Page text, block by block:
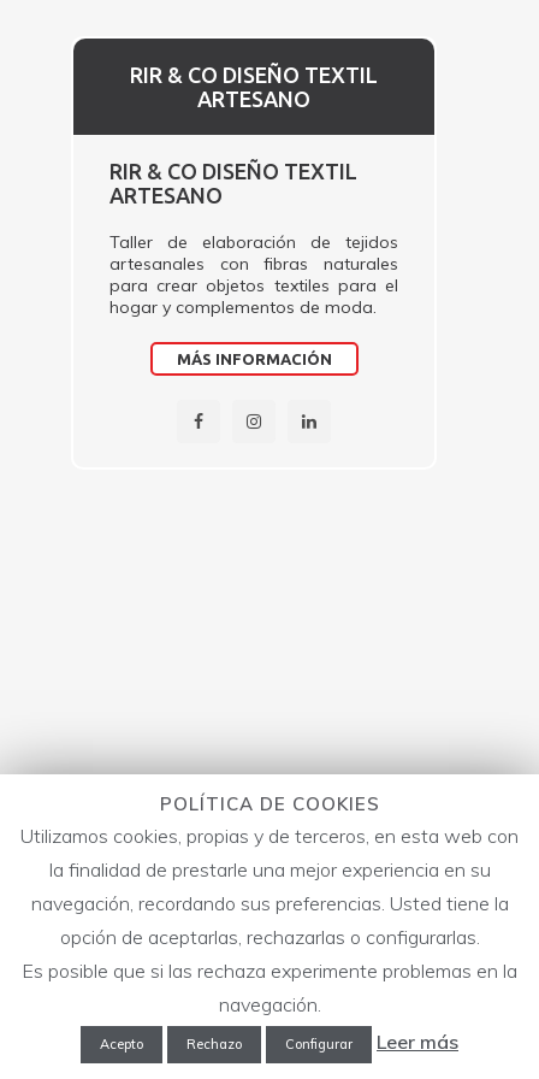
RIR & CO DISEÑO TEXTIL
ARTESANO
RIR & CO DISEÑO TEXTIL
ARTESANO
Taller de elaboración de tejidos
artesanales con fibras naturales
para crear objetos textiles para el
hogar y complementos de moda.
MÁS INFORMACIÓN
POLÍTICA DE COOKIES
Utilizamos cookies, propias y de terceros, en esta web con
la finalidad de prestarle una mejor experiencia en su
navegación, recordando sus preferencias. Usted tiene la
opción de aceptarlas, rechazarlas o configurarlas.
Es posible que si las rechaza experimente problemas en la
navegación.
Acepto Rechazo Configurar Leer más